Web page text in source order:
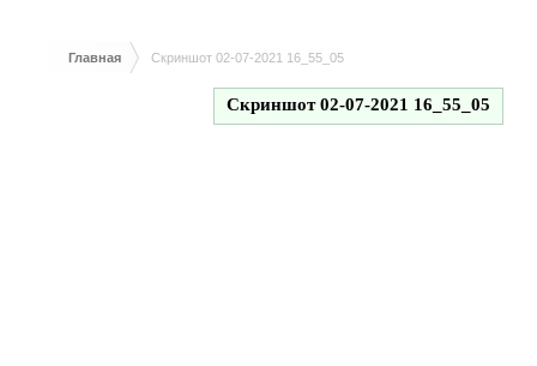
Главная Скриншот 02-07-2021 16_55_05
Скриншот 02-07-2021 16_55_05